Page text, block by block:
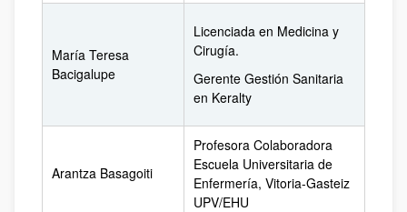
María Teresa
Bacigalupe
Licenciada en Medicina y
Cirugía.
Gerente Gestión Sanitaria
en Keralty
Arantza Basagoiti
Profesora Colaboradora
Escuela Universitaria de
Enfermería, Vitoria-Gasteiz
UPV/EHU